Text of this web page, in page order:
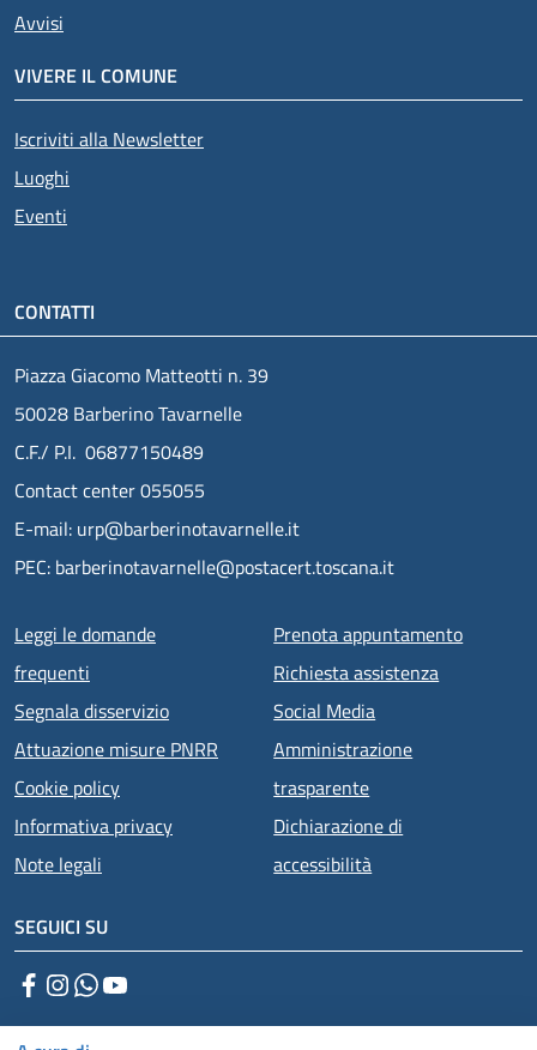
Avvisi
VIVERE IL COMUNE
Iscriviti alla Newsletter
Luoghi
Eventi
CONTATTI
Piazza Giacomo Matteotti n. 39
50028 Barberino Tavarnelle
C.F./ P.I. 06877150489
Contact center 055055
E-mail: urp@barberinotavarnelle.it
PEC: barberinotavarnelle@postacert.toscana.it
Menu piè di pagina
Leggi le domande
frequenti
Segnala disservizio
Attuazione misure PNRR
Cookie policy
Informativa privacy
Note legali
Prenota appuntamento
Richiesta assistenza
Social Media
Amministrazione
trasparente
Dichiarazione di
accessibilità
SEGUICI SU
Facebook
Instagram
WhatsApp